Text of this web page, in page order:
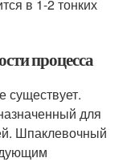
в 1-2 тонких
процесса
для
Шпаклевочный